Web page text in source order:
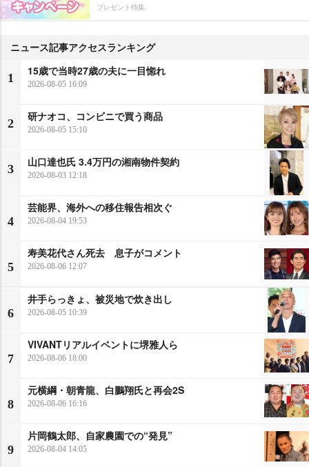
プレゼント特集
ニュース記事アクセスランキング
1
15歳で当時27歳の夫に一目惚れ
2026-08-05 16:09
2
研ナオコ、コンビニで買う商品
2026-08-05 15:10
3
山口達也氏 3.4万円の湘南物件契約
2026-08-03 12:18
4
芸能界、海外への移住報告相次ぐ
2026-08-04 19:53
5
寿美花代さん死去 息子がコメント
2026-08-06 12:07
6
井手らっきょ、被災地で炊き出し
2026-08-05 10:39
7
VIVANTリアルイベントに堺雅人ら
2026-08-06 18:00
8
元横綱・朝青龍、白鵬翔氏と再会2S
2026-08-06 16:16
9
片岡鶴太郎、自家農園での“発見”
2026-08-04 14:05